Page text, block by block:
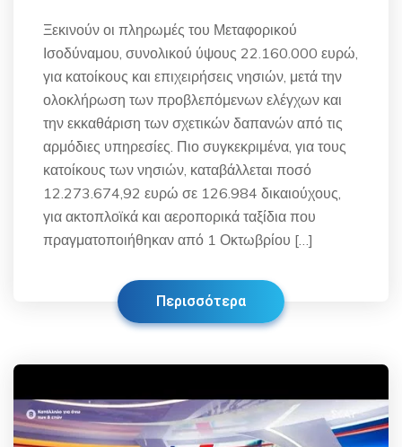
Ξεκινούν οι πληρωμές του Μεταφορικού
Ισοδύναμου, συνολικού ύψους 22.160.000 ευρώ,
για κατοίκους και επιχειρήσεις νησιών, μετά την
ολοκλήρωση των προβλεπόμενων ελέγχων και
την εκκαθάριση των σχετικών δαπανών από τις
αρμόδιες υπηρεσίες. Πιο συγκεκριμένα, για τους
κατοίκους των νησιών, καταβάλλεται ποσό
12.273.674,92 ευρώ σε 126.984 δικαιούχους,
για ακτοπλοϊκά και αεροπορικά ταξίδια που
πραγματοποιήθηκαν από 1 Οκτωβρίου […]
Περισσότερα